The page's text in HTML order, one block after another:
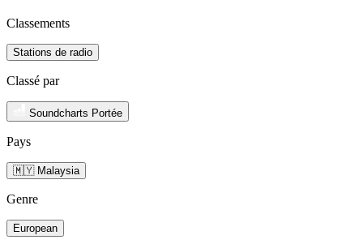
Classements
Stations de radio
Classé par
Soundcharts Portée
Pays
🇲🇾 Malaysia
Genre
European